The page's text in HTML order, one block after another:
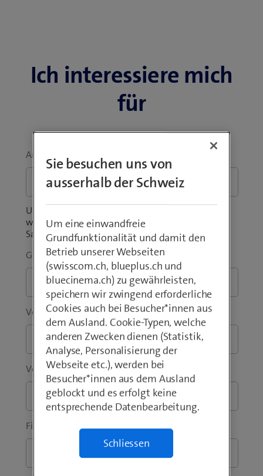
Ich interessiere mich
für
Anliegen
Unsicher über den Produktumfang? Sie fragen sich,
wie viel das Angebot für Ihr Unternehmen kostet?
Sagen Sie uns, was Sie bewegt.
Geschäftliche E-Mail-Adresse*
Vorwahl* Telefon
Vorname* Nachname
Firma / Institution*
Sie besuchen uns von
ausserhalb der Schweiz
Um eine einwandfreie
Grundfunktionalität und damit den
Betrieb unserer Webseiten
(swisscom.ch, blueplus.ch und
bluecinema.ch) zu gewährleisten,
speichern wir zwingend erforderliche
Cookies auch bei Besucher*innen aus
dem Ausland. Cookie-Typen, welche
anderen Zwecken dienen (Statistik,
Analyse, Personalisierung der
Webseite etc.), werden bei
Besucher*innen aus dem Ausland
geblockt und es erfolgt keine
entsprechende Datenbearbeitung.
Schliessen